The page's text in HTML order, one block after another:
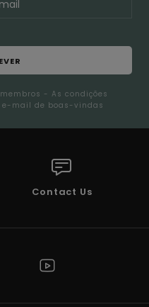
- As condições
mail de boas-vindas
Contact Us